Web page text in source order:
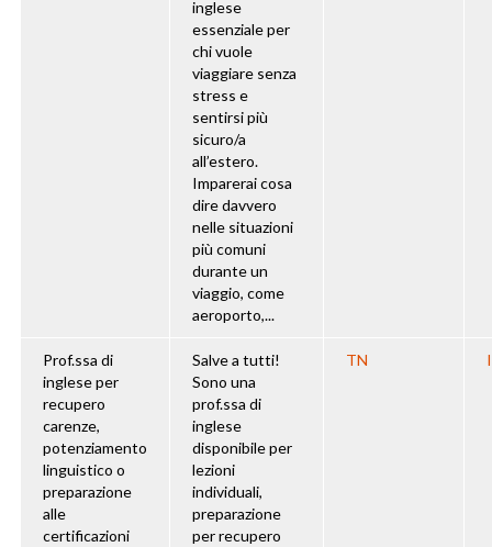
inglese
essenziale per
chi vuole
viaggiare senza
stress e
sentirsi più
sicuro/a
all’estero.
Imparerai cosa
dire davvero
nelle situazioni
più comuni
durante un
viaggio, come
aeroporto,...
Prof.ssa di
inglese per
recupero
carenze,
potenziamento
linguistico o
preparazione
alle
certificazioni
Salve a tutti!
Sono una
prof.ssa di
inglese
disponibile per
lezioni
individuali,
preparazione
per recupero
TN